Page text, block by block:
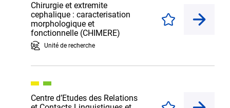
Chirurgie et extremite
cephalique : caracterisation
morphologique et
fonctionnelle (CHIMERE)
Unité de recherche
Enregistrer
Centre d’Etudes des Relations